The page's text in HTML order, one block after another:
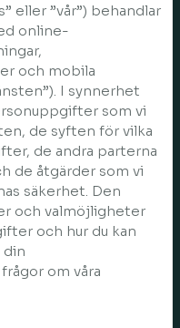
eller ”vår”) behandlar
online-
och mobila
I synnerhet
som vi
de syften för vilka
de andra parterna
de åtgärder som vi
säkerhet. Den
och valmöjligheter
och hur du kan
din
om våra